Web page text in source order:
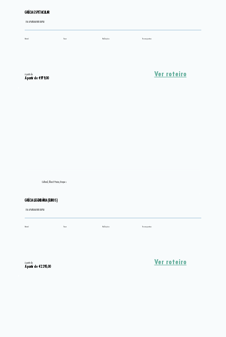
Ver roteiro
A partir de €979,00
A partir de
GRÉCIA ESPETACULAR
EM APARTAMENTO DUPLO
Hotel Tour Refeição Transportes
Cultural, Ilhas E Praias, Grupos
Ver roteiro
A partir de €2.295,00
A partir de
GRÉCIA LEGENDÁRIA (EUROS)
EM APARTAMENTO DUPLO
Hotel Tour Refeição Transportes